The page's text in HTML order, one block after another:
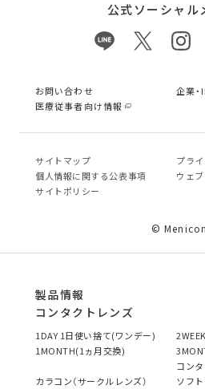
公式ソーシャル
お問い合わせ
企業・
医療従事者向け情報
サイトマップ
プラ
個⼈情報に関する公表事項
ウェ
サイトポリシー
© Menicon
製品情報
コンタクトレンズ
1DAY 1日使い捨て(ワンデー)
1MONTH(1ヵ月交換)
コン
カラコン（サークルレンズ）
ソフ